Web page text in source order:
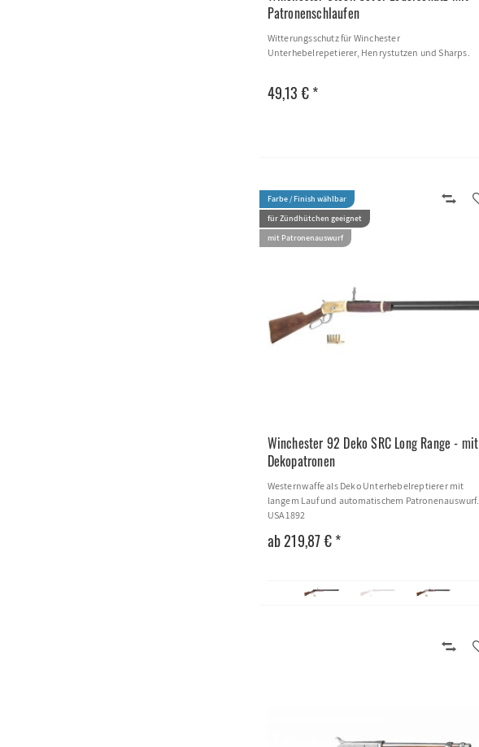
Patronenschlaufen
Witterungsschutz für Winchester
Unterhebelrepetierer, Henrystutzen und Sharps.
49,13 € *
Farbe / Finish wählbar
für Zündhütchen geeignet
mit Patronenauswurf
Winchester 92 Deko SRC Long Range - mit
Dekopatronen
Westernwaffe als Deko Unterhebelreptierer mit
langem Lauf und automatischem Patronenauswurf.
USA 1892
ab 219,87 € *